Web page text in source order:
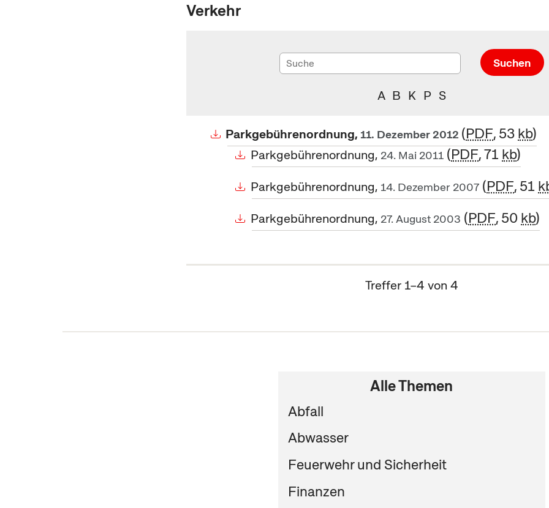
Verkehr
Suchen
A B K P S
Parkgebührenordnung, 11. Dezember 2012 PDF, 53 kb
Parkgebührenordnung, 24. Mai 2011 PDF, 71 kb
Parkgebührenordnung, 14. Dezember 2007 PDF, 51
Parkgebührenordnung, 27. August 2003 PDF, 50 kb
Treffer 1–4 von 4
Alle Themen
Abfall
Abwasser
Feuerwehr und Sicherheit
Finanzen